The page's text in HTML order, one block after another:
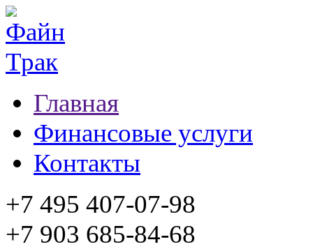
Главная
Финансовые услуги
Контакты
+7 495 407-07-98
+7 903 685-84-68